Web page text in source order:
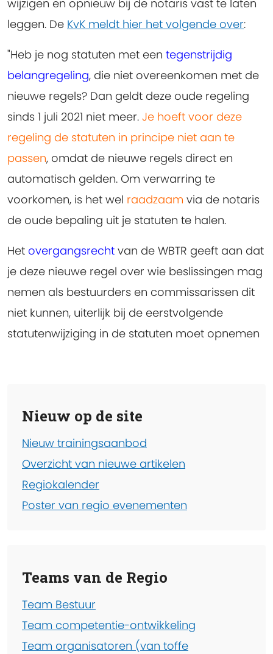
wijzigen en opnieuw bij de notaris vast te laten
leggen. De KvK meldt hier het volgende over:
"Heb je nog statuten met een tegenstrijdig
belangregeling, die niet overeenkomen met de
nieuwe regels? Dan geldt deze oude regeling
sinds 1 juli 2021 niet meer. Je hoeft voor deze
regeling de statuten in principe niet aan te
passen, omdat de nieuwe regels direct en
automatisch gelden. Om verwarring te
voorkomen, is het wel raadzaam via de notaris
de oude bepaling uit je statuten te halen.
Het overgangsrecht van de WBTR geeft aan dat
je deze nieuwe regel over wie beslissingen mag
nemen als bestuurders en commissarissen dit
niet kunnen, uiterlijk bij de eerstvolgende
statutenwijziging in de statuten moet opnemen
Nieuw op de site
Nieuw trainingsaanbod
Overzicht van nieuwe artikelen
Regiokalender
Poster van regio evenementen
Teams van de Regio
Team Bestuur
Team competentie-ontwikkeling
Team organisatoren (van toffe